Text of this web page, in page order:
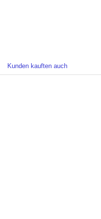
Kunden kauften auch